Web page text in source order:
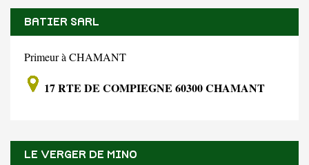
BATIER SARL
Primeur à CHAMANT
17 RTE DE COMPIEGNE 60300 CHAMANT
LE VERGER DE MINO